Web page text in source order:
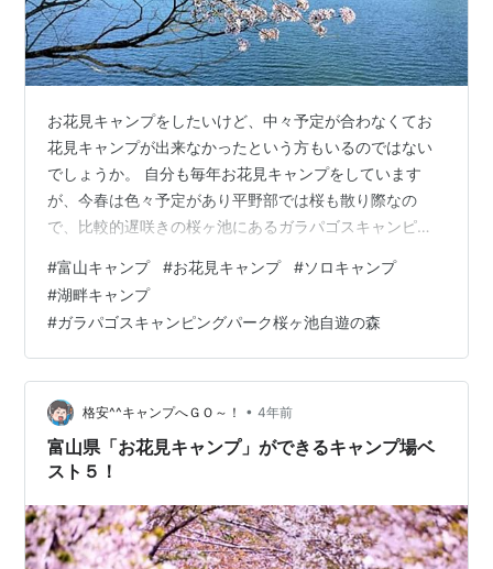
お花見キャンプをしたいけど、中々予定が合わなくてお
花見キャンプが出来なかったという方もいるのではない
でしょうか。 自分も毎年お花見キャンプをしています
が、今春は色々予定があり平野部では桜も散り際なの
で、比較的遅咲きの桜ヶ池にあるガラパゴスキャンピン
ループキャンプです。 ガラパゴスキャンピングパーク桜
ヶ池自遊の森へ行こう！ 桜ヶ池は平野に比べ開花が1週間
ほど遅め！ LINEでチェックインをしよう！ スノーピーク
「ヘキサイーズ1」を設営しよう！ スノーピーク「ヘキサ
イーズ 1」 桜ヶ池クアガーデンで温泉に入ろう！ 生姜焼
き定食を作ろう！ TOKYO…
#富山キャンプ #お花見キャンプ #ソロキャンプ
#湖畔キャンプ
#ガラパゴスキャンピングパーク桜ヶ池自遊の森
格安^^キャンプへＧＯ～！ • 4年前
富山県「お花見キャンプ」ができるキャンプ場ベ
スト５！